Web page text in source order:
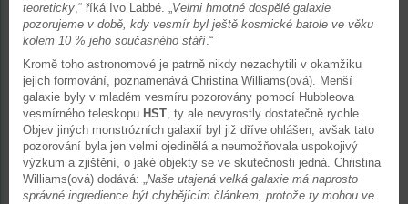
teoreticky,“ říká Ivo Labbé. „Velmi hmotné dospělé galaxie
pozorujeme v době, kdy vesmír byl ještě kosmické batole ve věku
kolem 10 % jeho současného stáří.“
Kromě toho astronomové je patrně nikdy nezachytili v okamžiku
jejich formování, poznamenává Christina Williams(ová). Menší
galaxie byly v mladém vesmíru pozorovány pomocí Hubbleova
vesmírného teleskopu HST, ty ale nevyrostly dostatečně rychle.
Objev jiných monstrózních galaxií byl již dříve ohlášen, avšak tato
pozorování byla jen velmi ojedinělá a neumožňovala uspokojivý
výzkum a zjištění, o jaké objekty se ve skutečnosti jedná. Christina
Williams(ová) dodává: „Naše utajená velká galaxie má naprosto
správné ingredience být chybějícím článkem, protože ty mohou ve